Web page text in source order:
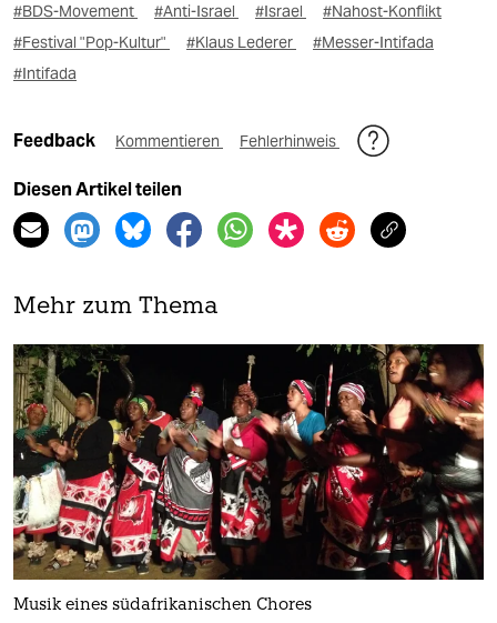
#BDS-Movement #Anti-Israel #Israel
#Nahost-Konflikt
#Festival "Pop-Kultur"
#Klaus Lederer
#Messer-Intifada
#Intifada
Feedback Kommentieren Fehlerhinweis
Diesen Artikel teilen
Mehr zum Thema
Musik eines südafrikanischen Chores